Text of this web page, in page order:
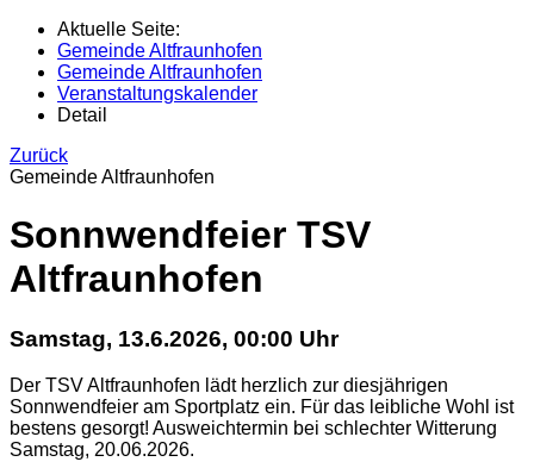
Aktuelle Seite:
Gemeinde Altfraunhofen
Gemeinde Altfraunhofen
Veranstaltungskalender
Detail
Zurück
Gemeinde Altfraunhofen
Sonnwendfeier TSV
Altfraunhofen
Samstag, 13.6.2026, 00:00 Uhr
Der TSV Altfraunhofen lädt herzlich zur diesjährigen
Sonnwendfeier am Sportplatz ein. Für das leibliche Wohl ist
bestens gesorgt! Ausweichtermin bei schlechter Witterung
Samstag, 20.06.2026.